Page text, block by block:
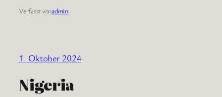
Verfasst vonadmin
1. Oktober 2024
Nigeria